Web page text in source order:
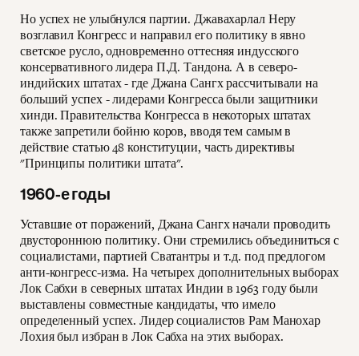
Но успех не улыбнулся партии. Джавахарлал Неру
возглавил Конгресс и направил его политику в явно
светское русло, одновременно оттесняя индусского
консервативного лидера П.Д. Тандона. А в северо-
индийских штатах - где Джана Сангх рассчитывали на
больший успех - лидерами Конгресса были защитники
хинди. Правительства Конгресса в некоторых штатах
также запретили бойню коров, вводя тем самым в
действие статью 48 конституции, часть директивы
"Принципы политики штата".
1960-е годы
Уставшие от поражений, Джана Сангх начали проводить
двустороннюю политику. Они стремились объединиться с
социалистами, партией Сватантры и т.д. под предлогом
анти-конгресс-изма. На четырех дополнительных выборах
Лок Сабхи в северных штатах Индии в 1963 году были
выставлены совместные кандидаты, что имело
определенный успех. Лидер социалистов Рам Манохар
Лохия был избран в Лок Сабха на этих выборах.